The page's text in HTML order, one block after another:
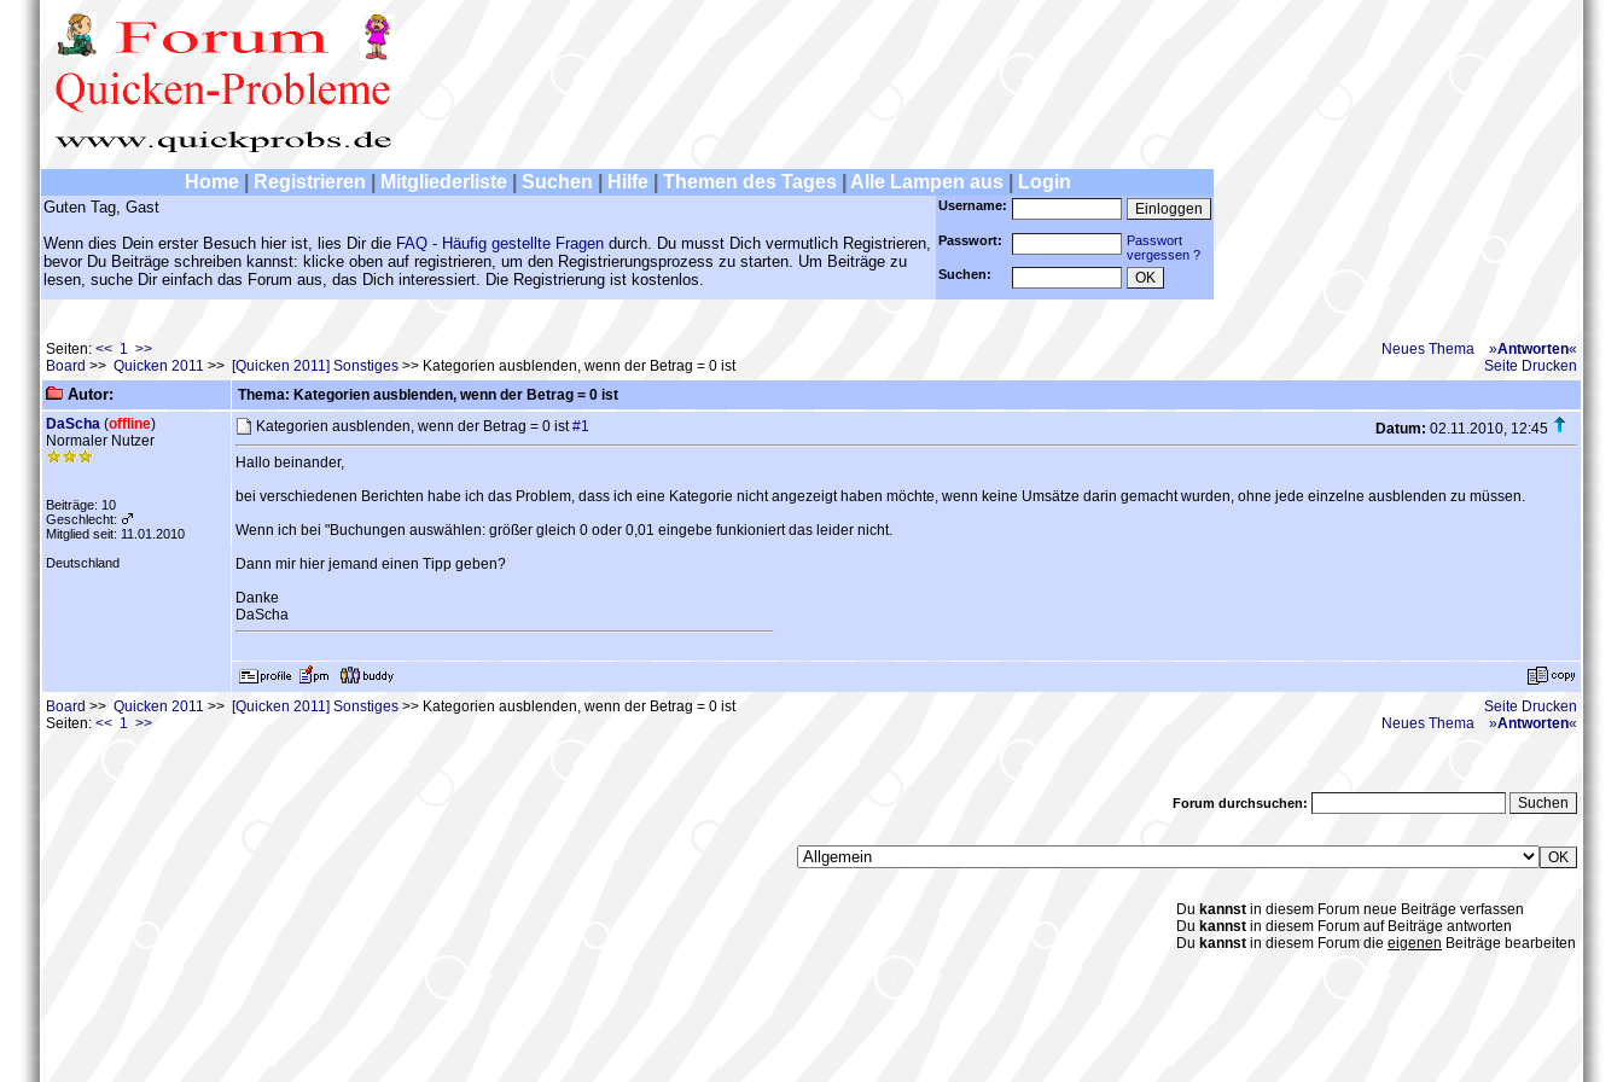
Home Registrieren Mitgliederliste Suchen Hilfe Themen des Tages Alle Lampen aus Login
Guten Tag, Gast
Wenn dies Dein erster Besuch hier ist, lies Dir die FAQ - Häufig gestellte Fragen durch. Du musst Dich vermutlich Registrieren,
bevor Du Beiträge schreiben kannst: klicke oben auf registrieren, um den Registrierungsprozess zu starten. Um Beiträge zu
lesen, suche Dir einfach das Forum aus, das Dich interessiert. Die Registrierung ist kostenlos.
Username:
Passwort:
Passwort
vergessen ?
Suchen:
Seiten: << 1 >>
Board >> Quicken 2011 >> [Quicken 2011] Sonstiges >> Kategorien ausblenden, wenn der Betrag = 0 ist
Neues Thema »Antworten«
Seite Drucken
Autor:
Thema: Kategorien ausblenden, wenn der Betrag = 0 ist
DaScha (offline)
Normaler Nutzer
Beiträge: 10
Geschlecht:
Mitglied seit: 11.01.2010
Deutschland
Kategorien ausblenden, wenn der Betrag = 0 ist#1 Datum: 02.11.2010, 12:45
Hallo beinander,
bei verschiedenen Berichten habe ich das Problem, dass ich eine Kategorie nicht angezeigt haben möchte, wenn keine Umsätze darin gemacht wurden, ohne jede einzelne ausblenden zu müssen.
Wenn ich bei "Buchungen auswählen: größer gleich 0 oder 0,01 eingebe funkioniert das leider nicht.
Dann mir hier jemand einen Tipp geben?
Danke
DaScha
Board >> Quicken 2011 >> [Quicken 2011] Sonstiges >> Kategorien ausblenden, wenn der Betrag = 0 ist
Seiten: << 1 >>
Seite Drucken
Neues Thema
»Antworten«
Forum durchsuchen:
Du kannst in diesem Forum neue Beiträge verfassen
Du kannst in diesem Forum auf Beiträge antworten
Du kannst in diesem Forum die eigenen Beiträge bearbeiten